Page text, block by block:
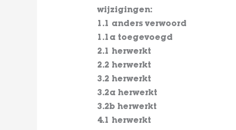
wijzigingen:
1.1 anders verwoord
1.1a toegevoegd
2.1 herwerkt
2.2 herwerkt
3.2 herwerkt
3.2a herwerkt
3.2b herwerkt
4.1 herwerkt